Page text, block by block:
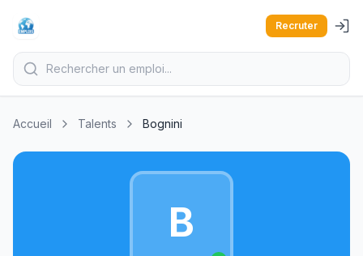
Recruter
Accueil Talents Bognini
B